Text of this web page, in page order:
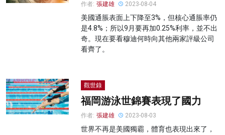
作者: 張建雄 2023-08-04
美國通脹表面上下降至3%，但核心通脹率仍
是4.8%；所以9月要再加0.25%利率，並不出
奇。現在要看穆迪何時向其他兩家評級公司
看齊了。
觀世錄
福岡游泳世錦賽表現了國力
作者: 張建雄 2023-08-03
世界不再是美國獨霸，體育也表現出來了，